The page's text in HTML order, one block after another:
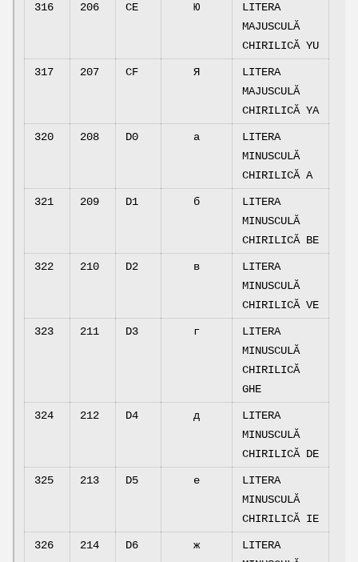
316 206 CE Ю
LITERA
MAJUSCULĂ
CHIRILICĂ YU
317 207 CF Я
LITERA
MAJUSCULĂ
CHIRILICĂ YA
320 208 D0 а
LITERA
MINUSCULĂ
CHIRILICĂ A
321 209 D1 б
LITERA
MINUSCULĂ
CHIRILICĂ BE
322 210 D2 в
LITERA
MINUSCULĂ
CHIRILICĂ VE
323 211 D3 г
LITERA
MINUSCULĂ
CHIRILICĂ
GHE
324 212 D4 д
LITERA
MINUSCULĂ
CHIRILICĂ DE
325 213 D5 е
LITERA
MINUSCULĂ
CHIRILICĂ IE
326 214 D6 ж
LITERA